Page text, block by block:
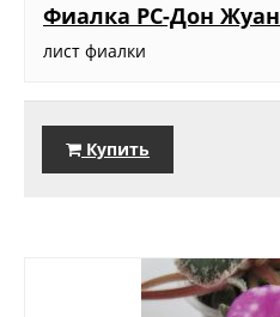
Фиалка РС-Дон Жуан
лист фиалки
Купить